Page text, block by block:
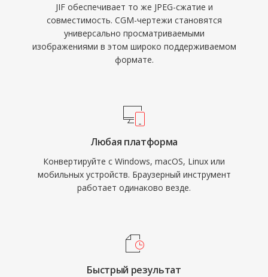
JIF обеспечивает то же JPEG-сжатие и
совместимость. CGM-чертежи становятся
универсально просматриваемыми
изображениями в этом широко поддерживаемом
формате.
Любая платформа
Конвертируйте с Windows, macOS, Linux или
мобильных устройств. Браузерный инструмент
работает одинаково везде.
Быстрый результат